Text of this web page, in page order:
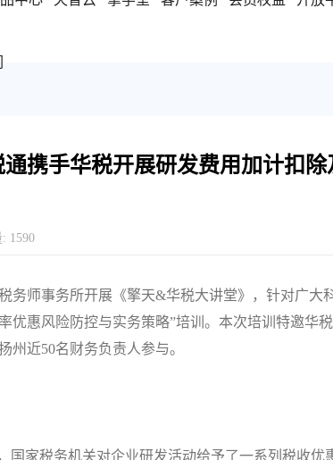
携手华税开展研发费用加计扣
: 1590
务师事务所开展《擎天&华税大讲堂》，针对广大
优惠风险防控与实务策略”培训。本次培训特邀华
州近50名财务负责人参与。
国家税务机关对企业研发活动给予了一系列税收